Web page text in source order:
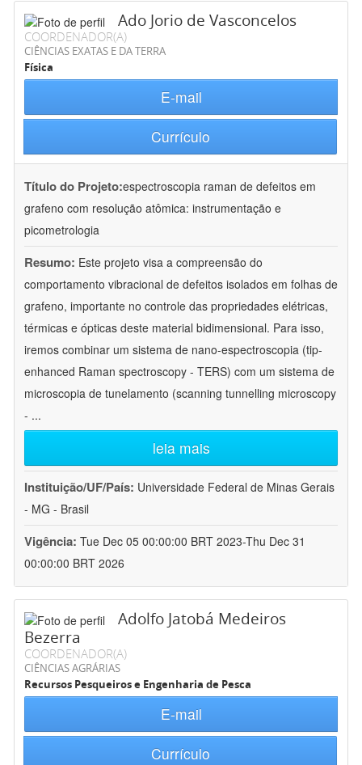
Ado Jorio de Vasconcelos
COORDENADOR(A)
CIÊNCIAS EXATAS E DA TERRA
Física
E-mail
Currículo
Título do Projeto:espectroscopia raman de defeitos em
grafeno com resolução atômica: instrumentação e
picometrologia
Resumo: Este projeto visa a compreensão do
comportamento vibracional de defeitos isolados em folhas de
grafeno, importante no controle das propriedades elétricas,
térmicas e ópticas deste material bidimensional. Para isso,
iremos combinar um sistema de nano-espectroscopia (tip-
enhanced Raman spectroscopy - TERS) com um sistema de
microscopia de tunelamento (scanning tunnelling microscopy
- ...
leia mais
Instituição/UF/País: Universidade Federal de Minas Gerais
- MG - Brasil
Vigência: Tue Dec 05 00:00:00 BRT 2023-Thu Dec 31
00:00:00 BRT 2026
Adolfo Jatobá Medeiros
Bezerra
COORDENADOR(A)
CIÊNCIAS AGRÁRIAS
Recursos Pesqueiros e Engenharia de Pesca
E-mail
Currículo